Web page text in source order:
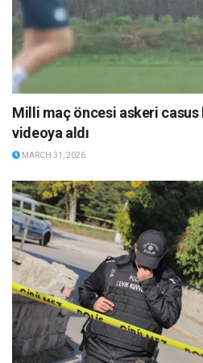
Milli maç öncesi askeri casus
videoya aldı
MARCH 31, 2026